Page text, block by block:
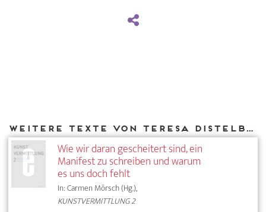
Weitere Texte von Teresa Distelberger bei DIAPHANES
Wie wir daran gescheitert sind, ein
Manifest zu schreiben und warum
es uns doch fehlt
In: Carmen Mörsch (Hg.),
KUNSTVERMITTLUNG 2